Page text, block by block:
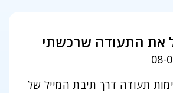
את התעודה שרכשתי
תעודה דרך תיבת המייל של